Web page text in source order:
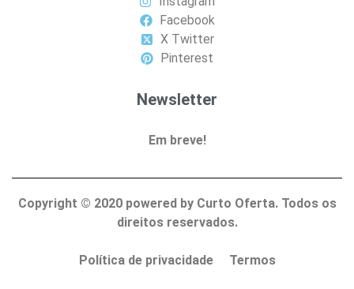
Facebook
X Twitter
Pinterest
Newsletter
Em breve!
Copyright © 2020powered by Curto Oferta. Todos os
direitos reservados.
Política de privacidade Termos